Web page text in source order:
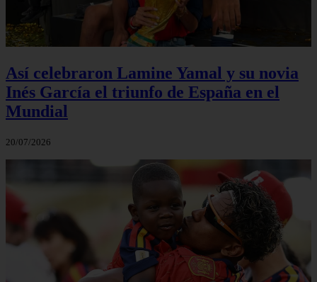
Así celebraron Lamine Yamal y su novia
Inés García el triunfo de España en el
Mundial
20/07/2026